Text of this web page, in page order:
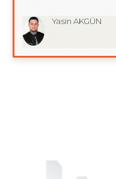
Yasin AKGÜN